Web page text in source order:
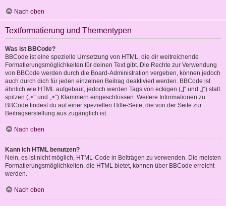
Nach oben
Textformatierung und Thementypen
Was ist BBCode?
BBCode ist eine spezielle Umsetzung von HTML, die dir weitreichende
Formatierungsmöglichkeiten für deinen Text gibt. Die Rechte zur Verwendung
von BBCode werden durch die Board-Administration vergeben, können jedoch
auch durch dich für jeden einzelnen Beitrag deaktiviert werden. BBCode ist
ähnlich wie HTML aufgebaut, jedoch werden Tags von eckigen („[“ und „]“) statt
spitzen („<“ und „>“) Klammern eingeschlossen. Weitere Informationen zu
BBCode findest du auf einer speziellen Hilfe-Seite, die von der Seite zur
Beitragserstellung aus zugänglich ist.
Nach oben
Kann ich HTML benutzen?
Nein, es ist nicht möglich, HTML-Code in Beiträgen zu verwenden. Die meisten
Formatierungsmöglichkeiten, die HTML bietet, können über BBCode erreicht
werden.
Nach oben